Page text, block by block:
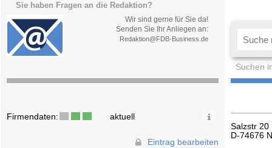
Sie haben Fragen an die Redaktion?
Wir sind gerne für Sie da!
Senden Sie Ihr Anliegen an:
Redaktion@FDB-Business.de
Suchen
Firmendaten: aktuell
Eintrag bearbeiten
Salzstr 20
D-74676